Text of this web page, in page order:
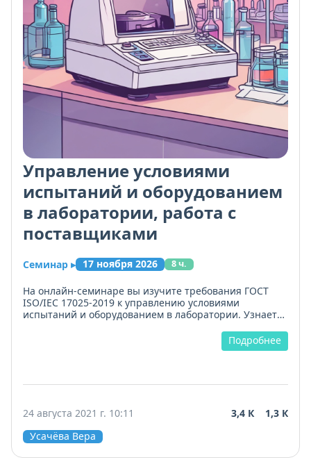
Управление условиями
испытаний и оборудованием
в лаборатории, работа с
поставщиками
Семинар ▸ 17 ноября 2026 8 ч.
На онлайн-семинаре вы изучите требования ГОСТ
ISO/IEC 17025-2019 к управлению условиями
испытаний и оборудованием в лаборатории. Узнаете,
периодическую верификацию средств измерений,
организовывать поверку и калибровку с учётом
Разберём, как аттестовать измерительное
обслуживанию и контролю состояния. Научимся
составлять технические задания при закупке,
учитывая требования, и оценивать поставщиков до и
после закупок.
Подробнее
24 августа 2021 г. 10:11 3,4 К
1,3 К
Усачёва Вера